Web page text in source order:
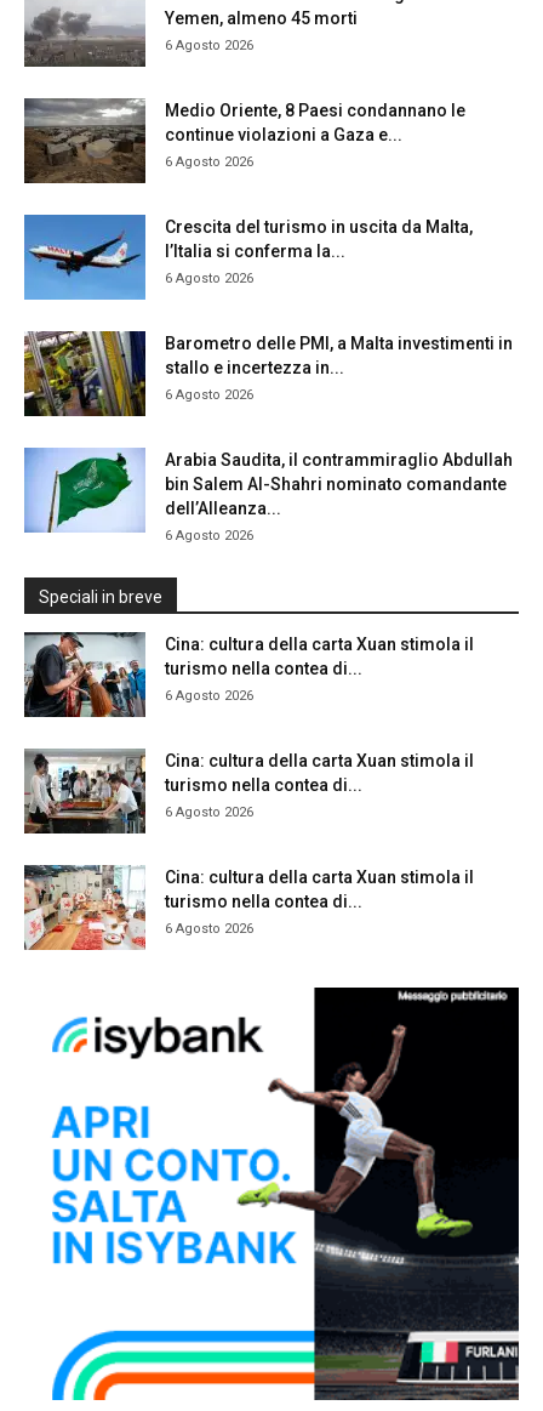
Yemen, almeno 45 morti
6 Agosto 2026
Medio Oriente, 8 Paesi condannano le
continue violazioni a Gaza e...
6 Agosto 2026
Crescita del turismo in uscita da Malta,
l’Italia si conferma la...
6 Agosto 2026
Barometro delle PMI, a Malta investimenti in
stallo e incertezza in...
6 Agosto 2026
Arabia Saudita, il contrammiraglio Abdullah
bin Salem Al-Shahri nominato comandante
dell’Alleanza...
6 Agosto 2026
Speciali in breve
Cina: cultura della carta Xuan stimola il
turismo nella contea di...
6 Agosto 2026
Cina: cultura della carta Xuan stimola il
turismo nella contea di...
6 Agosto 2026
Cina: cultura della carta Xuan stimola il
turismo nella contea di...
6 Agosto 2026